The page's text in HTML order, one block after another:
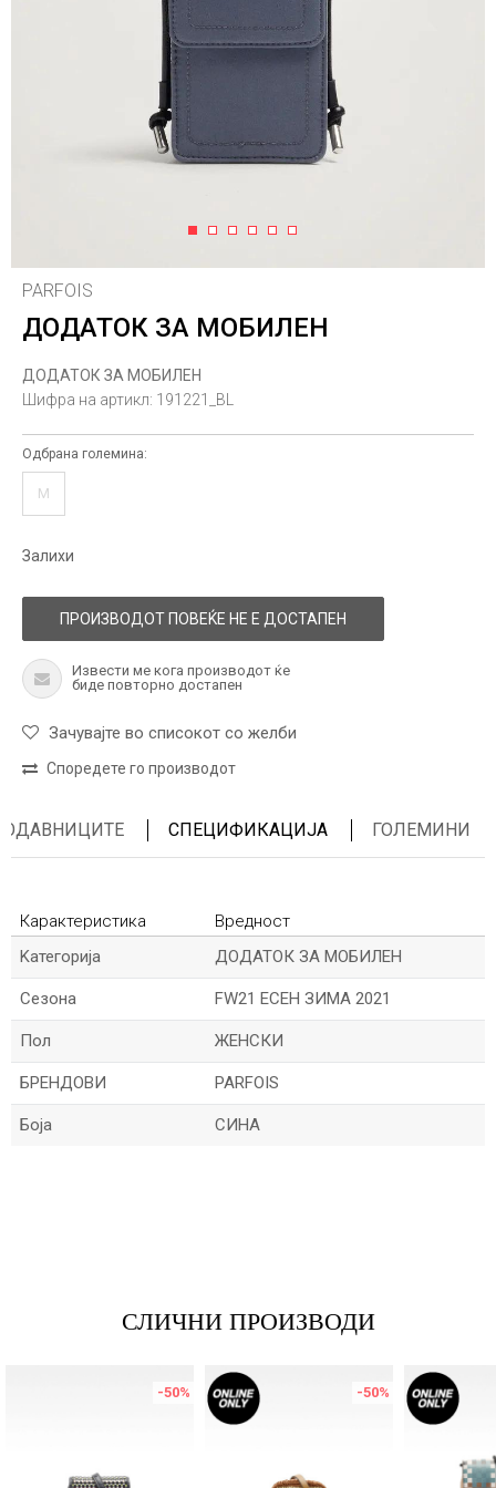
1 2 3 4 5 6
PARFOIS
ДОДАТОК ЗА МОБИЛЕН
ДОДАТОК ЗА МОБИЛЕН
Шифра на артикл: 191221_BL
Одбрана големина:
M
Залихи
ПРОИЗВОДОТ ПОВЕЌЕ НЕ Е ДОСТАПЕН
Извести ме кога производот ќе
биде повторно достапен
Зачувајте во списокот со желби
Споредете го производот
СПЕЦИФИКАЦИЈА ГОЛЕМИНИ
Карактеристика
Вредност
Kатегорија
ДОДАТОК ЗА МОБИЛЕН
Сезона FW21 ЕСЕН ЗИМА 2021
Пол ЖЕНСКИ
БРЕНДОВИ PARFOIS
Боја СИНА
СЛИЧНИ ПРОИЗВОДИ
-50% -50%